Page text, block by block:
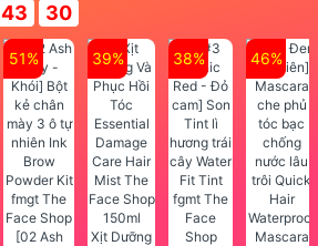
43 30
51%
[02 Ash
39%
Xịt Dưỡng
38% 46%